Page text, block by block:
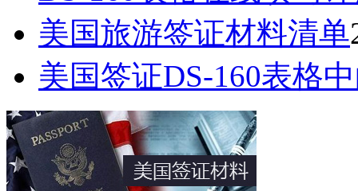
美国旅游签证材料清单
美国签证DS-160表格中